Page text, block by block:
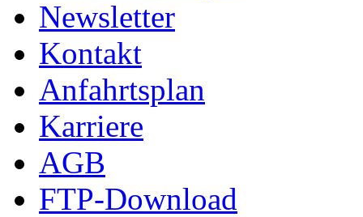
Newsletter
Kontakt
Anfahrtsplan
Karriere
AGB
FTP-Download